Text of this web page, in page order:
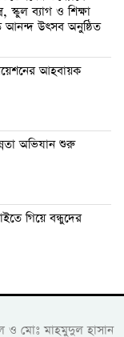
স্কুল ব্যাগ ও শিক্ষা
আনন্দ উৎসব অনুষ্ঠিত
আহবায়ক
অভিযান শুরু
গিয়ে বন্ধুদের
ও মোঃ মাহমুদুল হাসান